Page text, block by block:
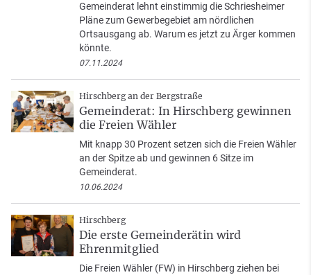
Gemeinderat lehnt einstimmig die Schriesheimer
Pläne zum Gewerbegebiet am nördlichen
Ortsausgang ab. Warum es jetzt zu Ärger kommen
könnte.
07.11.2024
Hirschberg an der Bergstraße
Gemeinderat: In Hirschberg gewinnen
die Freien Wähler
Mit knapp 30 Prozent setzen sich die Freien Wähler
an der Spitze ab und gewinnen 6 Sitze im
Gemeinderat.
10.06.2024
Hirschberg
Die erste Gemeinderätin wird
Ehrenmitglied
Die Freien Wähler (FW) in Hirschberg ziehen bei